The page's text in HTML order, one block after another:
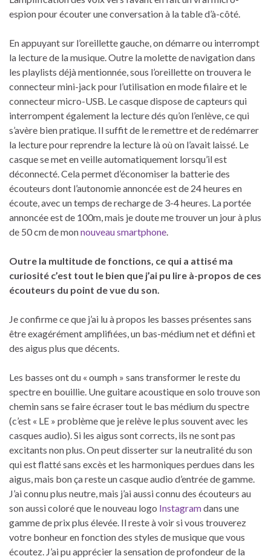
espion pour écouter une conversation à la table d’à-côté.
En appuyant sur l’oreillette gauche, on démarre ou interrompt
la lecture de la musique. Outre la molette de navigation dans
les playlists déjà mentionnée, sous l’oreillette on trouvera le
connecteur mini-jack pour l’utilisation en mode filaire et le
connecteur micro-USB. Le casque dispose de capteurs qui
interrompent également la lecture dés qu’on l’enlève, ce qui
s’avère bien pratique. Il suffit de le remettre et de redémarrer
la lecture pour reprendre la lecture là où on l’avait laissé. Le
casque se met en veille automatiquement lorsqu’il est
déconnecté. Cela permet d’économiser la batterie des
écouteurs dont l’autonomie annoncée est de 24 heures en
écoute, avec un temps de recharge de 3-4 heures. La portée
annoncée est de 100m, mais je doute me trouver un jour à plus
de 50 cm de monnouveau smartphone
Outre la multitude de fonctions, ce qui a attisé ma
curiosité c’est tout le bien que j’ai pu lire à-propos de ces
écouteurs du point de vue du son.
Je confirme ce que j’ai lu à propos les basses présentes sans
être exagérément amplifiées, un bas-médium net et défini et
des aigus plus que décents.
Les basses ont du « oumph » sans transformer le reste du
spectre en bouillie. Une guitare acoustique en solo trouve son
chemin sans se faire écraser tout le bas médium du spectre
(c’est « LE » problème que je relève le plus souvent avec les
casques audio). Si les aigus sont corrects, ils ne sont pas
excitants non plus. On peut disserter sur la neutralité du son
qui est flatté sans excès et les harmoniques perdues dans les
aigus, mais bon ça reste un casque audio d’entrée de gamme.
J’ai connu plus neutre, mais j’ai aussi connu des écouteurs au
son aussi coloré que le nouveau logo Instagramdans une
gamme de prix plus élevée. Il reste à voir si vous trouverez
votre bonheur en fonction des styles de musique que vous
écoutez. J’ai pu apprécier la sensation de profondeur de la